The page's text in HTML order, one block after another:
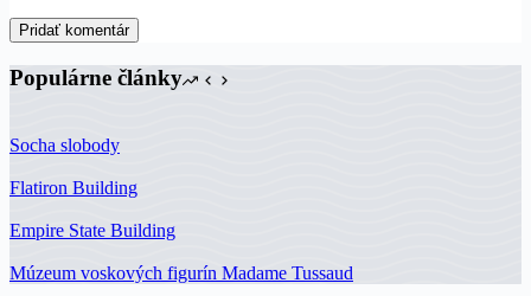
Pridať komentár
Populárne články
Socha slobody
Flatiron Building
Empire State Building
Múzeum voskových figurín Madame Tussaud